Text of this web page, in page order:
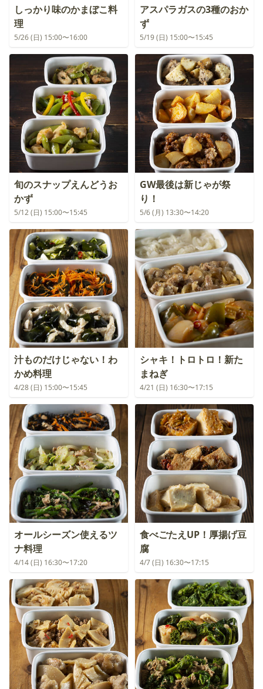
しっかり味のかまぼこ料
理
5/26 (日) 15:00〜16:00
アスパラガスの3種のおか
ず
5/19 (日) 15:00〜15:45
旬のスナップえんどうお
かず
5/12 (日) 15:00〜15:45
GW最後は新じゃが祭
り！
5/6 (月) 13:30〜14:20
汁ものだけじゃない！わ
かめ料理
4/28 (日) 15:00〜15:45
シャキ！トロトロ！新た
まねぎ
4/21 (日) 16:30〜17:15
オールシーズン使えるツ
ナ料理
4/14 (日) 16:30〜17:20
食べごたえUP！厚揚げ豆
腐
4/7 (日) 16:30〜17:15